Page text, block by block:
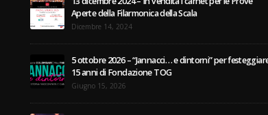
13 dicembre 2024 – In vendita i carnet per le Prove
Aperte della Filarmonica della Scala
5 ottobre 2026 – “Jannacci… e dintorni” per festeggiare i
15 anni di Fondazione TOG